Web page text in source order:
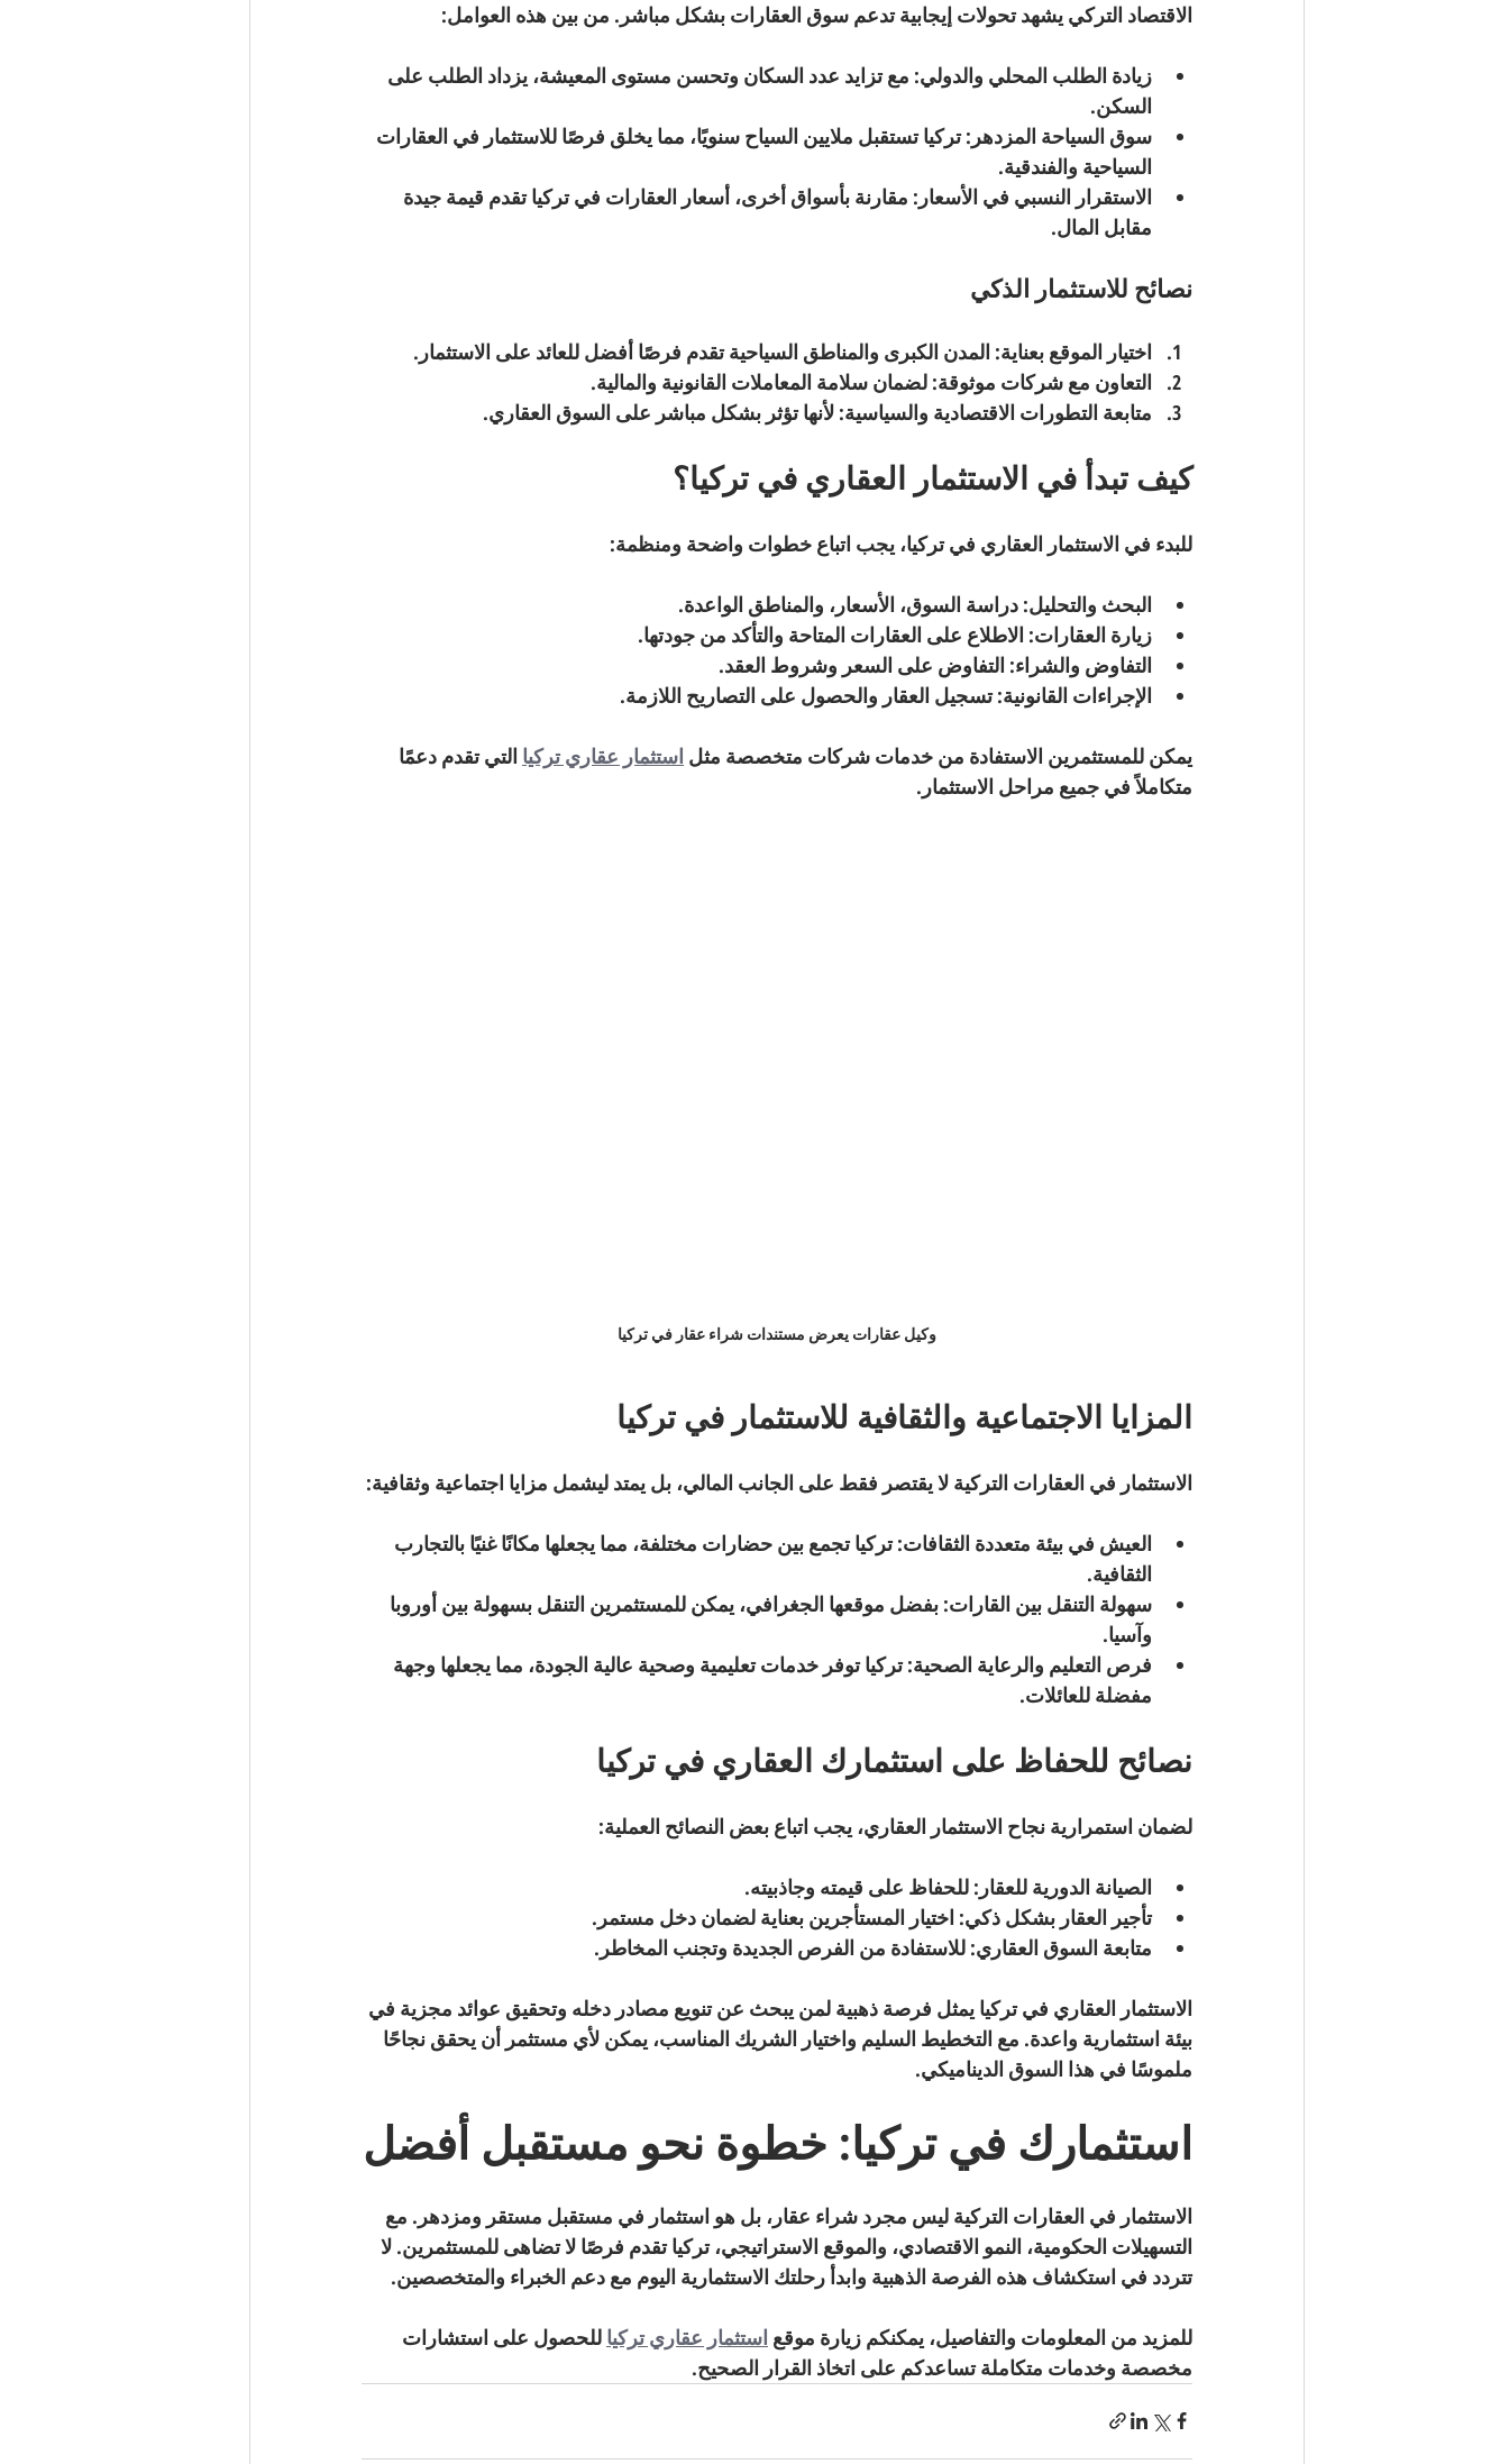
الاقتصاد التركي يشهد تحولات إيجابية تدعم سوق العقارات بشكل مباشر. من بين هذه العوامل:
زيادة الطلب المحلي والدولي: مع تزايد عدد السكان وتحسن مستوى المعيشة، يزداد الطلب على
السكن.
سوق السياحة المزدهر : تركيا تستقبل ملايين السياح سنويًا، مما يخلق فرصًا للاستثمار في العقارات
السياحية والفندقية.
الاستقرار النسبي في الأسعار : مقارنة بأسواق أخرى، أسعار العقارات في تركيا تقدم قيمة جيدة
مقابل المال.
نصائح للاستثمار الذكي
اختيار الموقع بعناية: المدن الكبرى والمناطق السياحية تقدم فرصًا أفضل للعائد على الاستثمار.
التعاون مع شركات موثوقة: لضمان سلامة المعاملات القانونية والمالية.
متابعة التطورات الاقتصادية والسياسية: لأنها تؤثر بشكل مباشر على السوق العقاري.
كيف تبدأ في الاستثمار العقاري في تركيا؟
للبدء في الاستثمار العقاري في تركيا، يجب اتباع خطوات واضحة ومنظمة:
البحث والتحليل: دراسة السوق، الأسعار، والمناطق الواعدة.
زيارة العقارات: الاطلاع على العقارات المتاحة والتأكد من جودتها.
التفاوض والشراء: التفاوض على السعر وشروط العقد.
الإجراءات القانونية: تسجيل العقار والحصول على التصاريح اللازمة.
يمكن للمستثمرين الاستفادة من خدمات شركات متخصصة مثل استثمار عقاري تركيا التي تقدم دعمًا
متكاملاً في جميع مراحل الاستثمار.
وكيل عقارات يعرض مستندات شراء عقار في تركيا
المزايا الاجتماعية والثقافية للاستثمار في تركيا
الاستثمار في العقارات التركية لا يقتصر فقط على الجانب المالي، بل يمتد ليشمل مزايا اجتماعية وثقافية:
العيش في بيئة متعددة الثقافات: تركيا تجمع بين حضارات مختلفة، مما يجعلها مكانًا غنيًا بالتجارب
الثقافية.
سهولة التنقل بين القارات: بفضل موقعها الجغرافي، يمكن للمستثمرين التنقل بسهولة بين أوروبا
وآسيا.
فرص التعليم والرعاية الصحية: تركيا توفر خدمات تعليمية وصحية عالية الجودة، مما يجعلها وجهة
مفضلة للعائلات.
نصائح للحفاظ على استثمارك العقاري في تركيا
لضمان استمرارية نجاح الاستثمار العقاري، يجب اتباع بعض النصائح العملية:
الصيانة الدورية للعقار : للحفاظ على قيمته وجاذبيته.
تأجير العقار بشكل ذكي: اختيار المستأجرين بعناية لضمان دخل مستمر.
متابعة السوق العقاري: للاستفادة من الفرص الجديدة وتجنب المخاطر.
الاستثمار العقاري في تركيا يمثل فرصة ذهبية لمن يبحث عن تنويع مصادر دخله وتحقيق عوائد مجزية في
بيئة استثمارية واعدة. مع التخطيط السليم واختيار الشريك المناسب، يمكن لأي مستثمر أن يحقق نجاحًا
ملموسًا في هذا السوق الديناميكي.
استثمارك في تركيا: خطوة نحو مستقبل أفضل
الاستثمار في العقارات التركية ليس مجرد شراء عقار، بل هو استثمار في مستقبل مستقر ومزدهر. مع
التسهيلات الحكومية، النمو الاقتصادي، والموقع الاستراتيجي، تركيا تقدم فرصًا لا تضاهى للمستثمرين. لا
تتردد في استكشاف هذه الفرصة الذهبية وابدأ رحلتك الاستثمارية اليوم مع دعم الخبراء والمتخصصين.
للمزيد من المعلومات والتفاصيل، يمكنكم زيارة موقع استثمار عقاري تركيا للحصول على استشارات
مخصصة وخدمات متكاملة تساعدكم على اتخاذ القرار الصحيح.